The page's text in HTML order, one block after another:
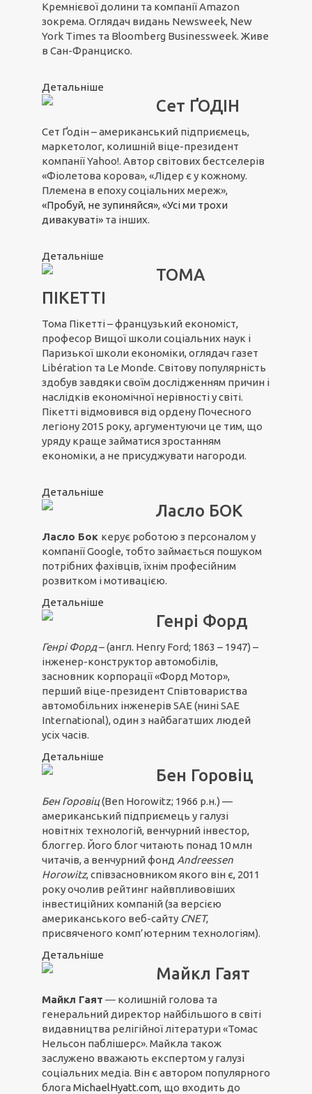
Кремнієвої долини та компанії Amazon
зокрема. Оглядач видань Newsweek, New
York Times та Bloomberg Businessweek. Живе
в Сан-Франциско.
Детальніше
Сет ҐОДІН
Сет Ґодін – американський підприємець,
маркетолог, колишній віце-президент
компанії Yahoo!. Автор світових бестселерів
«Фіолетова корова», «Лідер є у кожному.
Племена в епоху соціальних мереж»,
«Пробуй, не зупиняйся», «Усі ми трохи
дивакуваті» та інших.
Детальніше
ТОМА
ПІКЕТТІ
Тома Пікетті – французький економіст,
професор Вищої школи соціальних наук і
Паризької школи економіки, оглядач газет
Libération та Le Monde. Світову популярність
здобув завдяки своїм дослідженням причин і
наслідків економічної нерівності у світі.
Пікетті відмовився від ордену Почесного
легіону 2015 року, аргументуючи це тим, що
уряду краще займатися зростанням
економіки, а не присуджувати нагороди.
Детальніше
Ласло БОК
Ласло Бок керує роботою з персоналом у
компанії Google, тобто займається пошуком
потрібних фахівців, їхнім професійним
розвитком і мотивацією.
Детальніше
Генрі Форд
Генрі Форд– (англ. Henry Ford; 1863 – 1947) –
інженер-конструктор автомобілів,
засновник корпорації «Форд Мотор»,
перший віце-президент Співтовариства
автомобільних інженерів SAE (нині SAE
International), один з найбагатших людей
усіх часів.
Детальніше
Бен Горовіц
Бен Горовіц(Ben Horowitz; 1966 р.н.) —
американський підприємець у галузі
новітніх технологій, венчурний інвестор,
блоггер. Його блог читають понад 10 млн
читачів, а венчурний фонд Andreessen
Horowitz, співзасновником якого він є, 2011
року очолив рейтинг найвпливовіших
інвестиційних компаній (за версією
американського веб-сайту CNET,
присвяченого комп’ютерним технологіям).
Детальніше
Майкл Гаят
Майкл Гаят ― колишній голова та
генеральний директор найбільшого в світі
видавництва релігійної літератури «Томас
Нельсон паблішерс». Майкла також
заслужено вважають експертом у галузі
соціальних медіа. Він є автором популярного
блога MichaelHyatt.com, що входить до